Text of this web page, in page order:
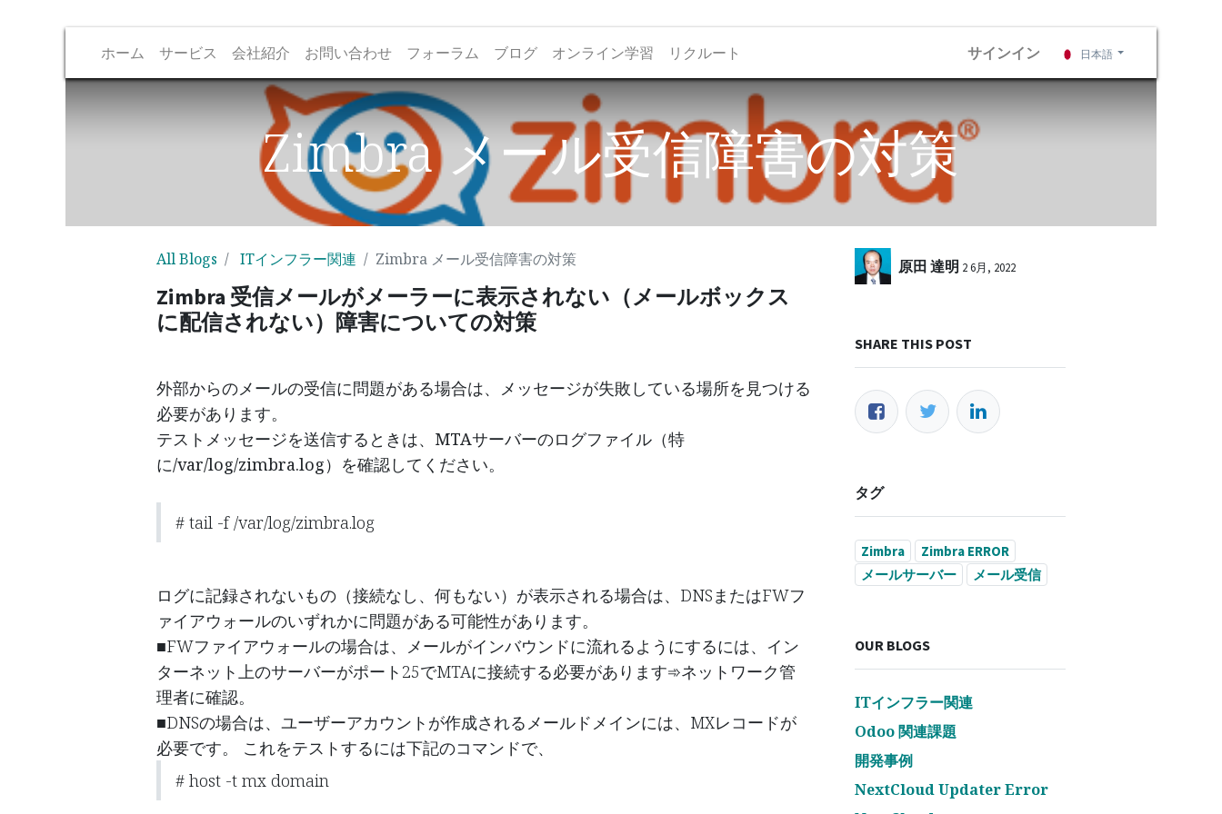
ホーム サービス 会社紹介 お問い合わせ フォーラム ブログ オンライン学習 リクルート サインイン 日本語
Zimbra メール受信障害の対策
All Blogs ITインフラー関連 Zimbra メール受信障害の対策
Zimbra 受信メールがメーラーに表示されない（メールボックス
に配信されない）障害についての対策
外部からのメールの受信に問題がある場合は、メッセージが失敗している場所を見つける
必要があります。
テストメッセージを送信するときは、MTAサーバーのログファイル（特
に/var/log/zimbra.log）を確認してください。
# tail -f /var/log/zimbra.log
ログに記録されないもの（接続なし、何もない）が表示される場合は、DNSまたはFWフ
ァイアウォールのいずれかに問題がある可能性があります。
■FWファイアウォールの場合は、メールがインバウンドに流れるようにするには、イン
ターネット上のサーバーがポート25でMTAに接続する必要があります➾ネットワーク管
理者に確認。
■DNSの場合は、ユーザーアカウントが作成されるメールドメインには、MXレコードが
必要です。 これをテストするには下記のコマンドで、
# host -t mx domain
原田 達明 2 6月, 2022
SHARE THIS POST
タグ
Zimbra
Zimbra ERROR
メールサーバー
メール受信
OUR BLOGS
ITインフラー関連
Odoo 関連課題
開発事例
NextCloud Updater Error
リンク集
会社概要
プロダクト
サービス
コンプライアンス
お問い合わせ
会社概要
私たちは情熱的な人々のチームであり、その目標は優れた製
品を通じてすべての人の生活を向上させることです。 私たち
はあなたのビジネス上の問題を解決するために素晴らしい製
当社の製品は、パフォーマンスを最適化することをいとわな
い中小企業向けに設計されています。
連絡先等
お問い合わせ
info@jv-net.net